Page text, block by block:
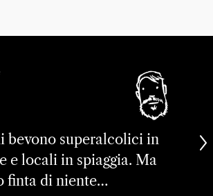
bevono superalcolici in
e locali in spiaggia. Ma
finta di niente…